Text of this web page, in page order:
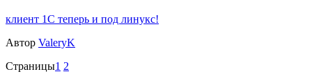
клиент 1С теперь и под линукс!
Автор ValeryK
Страницы1 2